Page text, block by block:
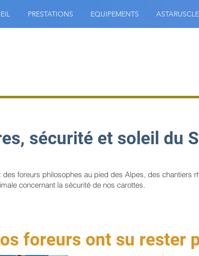
PRESTATIONS EQUIPEMENTS ASTARUSCLE
sécurité et soleil du
foreurs philosophes au pied des Alpes, des chantiers
concernant la sécurité de nos carottes.
foreurs ont su rester